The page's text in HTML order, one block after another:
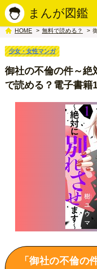
まんが図鑑
HOME 無料で読める？
少女・女性マンガ
御社の不倫の件～絶
で読める？電子書籍
「御社の不倫の